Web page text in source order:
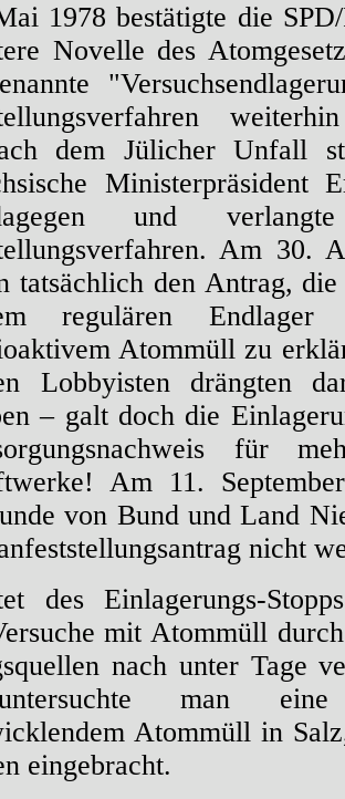
1978 bestätigte die
Novelle des
dem Jülicher Unfall
Ministerpräsident
und
Am 30.
tatsächlich den Antrag,
regulären
Atommüll zu
Lobbyisten drängten
– galt doch die
für
Am 11.
von Bund und Land
nicht
des Einlagerungs-
mit Atommüll
nach unter Tage
man
Atommüll in
eingebracht.